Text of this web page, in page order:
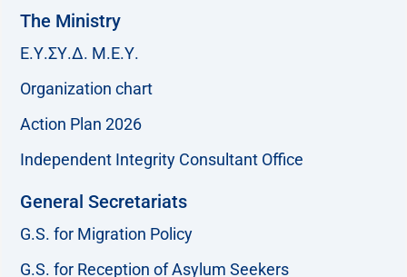
The Ministry
Ε.Υ.ΣΥ.Δ. Μ.Ε.Υ.
Organization chart
Action Plan 2026
Independent Integrity Consultant Office
General Secretariats
G.S. for Migration Policy
G.S. for Reception of Asylum Seekers